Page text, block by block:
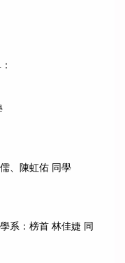
、陳虹佑 同學
系：榜首 林佳婕 同